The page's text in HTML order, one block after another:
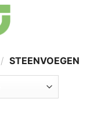
/ STEENVOEGEN